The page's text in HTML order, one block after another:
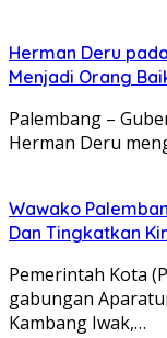
Herman Deru
Menjadi Orang
Palembang –
Herman Deru
Wawako
Dan Tingkatkan
Pemerintah Kota
gabungan
Kambang Iwak,…